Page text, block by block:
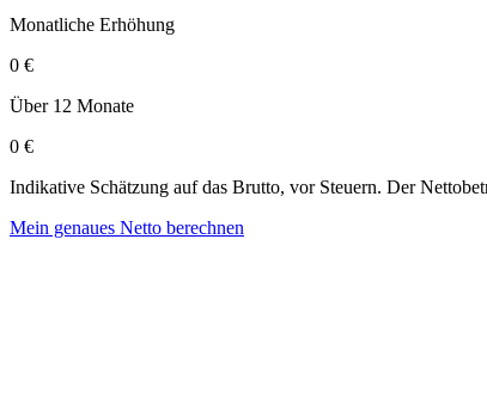
Monatliche Erhöhung
0 €
Über 12 Monate
0 €
Indikative Schätzung auf das Brutto, vor Steuern. Der
Mein genaues Netto berechnen